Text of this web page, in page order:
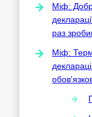
Міф:
раз
Міф: